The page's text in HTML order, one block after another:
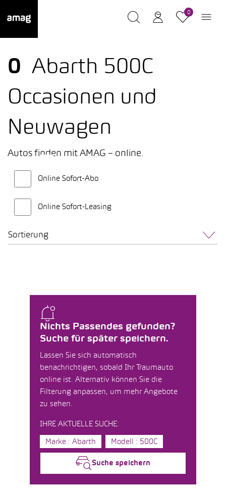
0
0 Abarth 500C
Occasionen und
Neuwagen
Autos finden mit AMAG – online.
Online Sofort-Abo
Online Sofort-Leasing
Sortierung
Nichts Passendes gefunden?
Suche für später speichern.
Lassen Sie sich automatisch
benachrichtigen, sobald Ihr Traumauto
online ist. Alternativ können Sie die
Filterung anpassen, um mehr Angebote
zu sehen.
IHRE AKTUELLE SUCHE:
Marke : Abarth Modell : 500C
Suche speichern